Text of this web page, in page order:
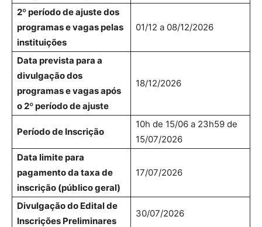
2º período de ajuste dos
programas e vagas pelas
instituições
01/12 a 08/12/2026
Data prevista para a
divulgação dos
programas e vagas após
o 2º período de ajuste
18/12/2026
Período de Inscrição
10h de 15/06 a 23h59 de
15/07/2026
Data limite para
pagamento da taxa de
inscrição (público geral)
17/07/2026
Divulgação do Edital de
Inscrições Preliminares
30/07/2026